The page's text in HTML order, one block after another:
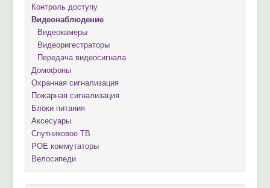
Контроль доступу
Видеонаблюдение
Видеокамеры
Видеоригестраторы
Передача видеосигнала
Домофоны
Охранная сигнализация
Пожарная сигнализация
Блоки питания
Аксесуары
Спутниковое ТВ
POE коммутаторы
Велосипеди